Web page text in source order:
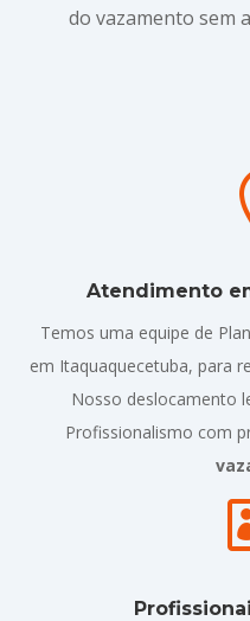
do vazamento sem
Atendimento
Temos uma equipe de
em Itaquaquecetuba, para
Nosso deslocamento
Profissionalismo com